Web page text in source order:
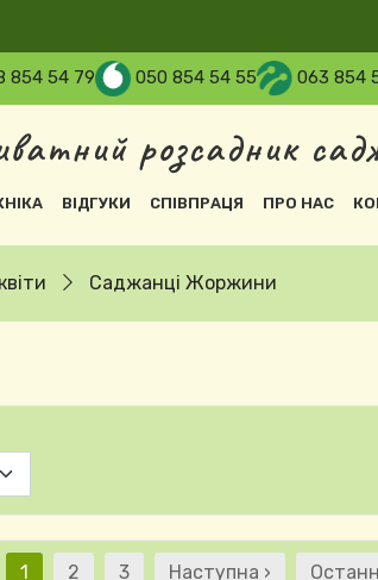
854 54 79 050 854 54 55 063 854
розсадник
ВІДГУКИ СПІВПРАЦЯ ПРО НАС
Саджанці Жоржини
Поточна сторінка
1 Сторінка
2 Сторінка
3 Наступна сторінка
Наступна ›